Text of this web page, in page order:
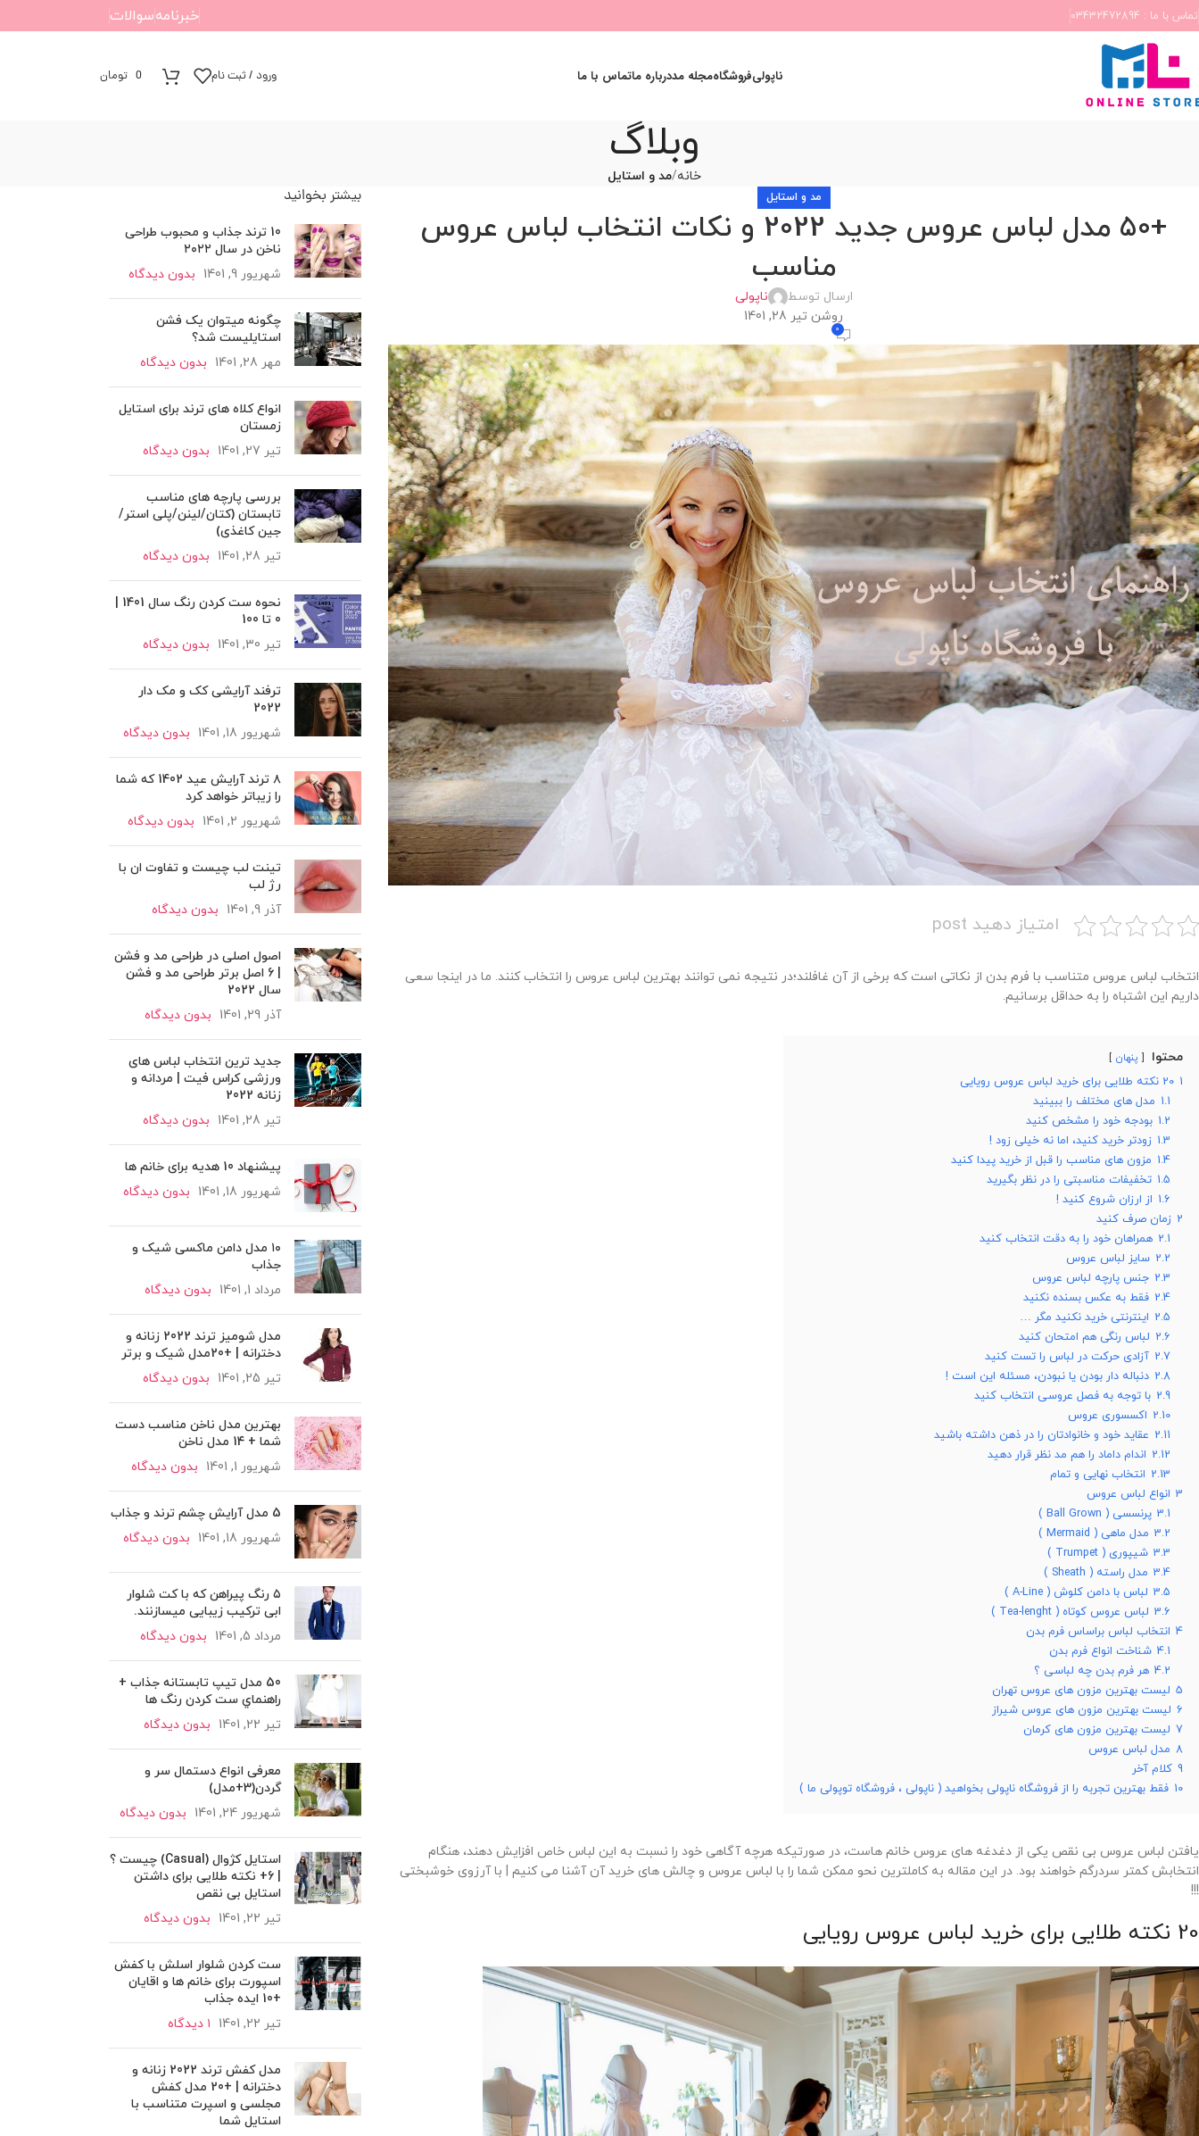
تماس با ما : 03432472894 خبرنامهسوالات
ناپولیفروشگاهمجله مددرباره ماتماس با ما ورود / ثبت نام 0 تومان
وبلاگ
خانه مد و استایل
مد و استایل
+50 مدل لباس عروس جدید 2022 و نکات انتخاب لباس عروس
مناسب
ارسال توسط
ناپولی
روشن تیر 28, 1401
0
امتیاز دهید post
انتخاب لباس عروس متناسب با فرم بدن از نکاتی است که برخی از آن غافلند؛در نتیجه نمی توانند بهترین لباس عروس را انتخاب کنند. ما در اینجا سعی
داریم این اشتباه را به حداقل برسانیم.
محتوا پنهان
1 20 نکته طلایی برای خرید لباس عروس رویایی
1.1 مدل های مختلف را ببینید
1.2 بودجه خود را مشخص کنید
1.3 زودتر خرید کنید، اما نه خیلی زود !
1.4 مزون های مناسب را قبل از خرید پیدا کنید
1.5 تخفیفات مناسبتی را در نظر بگیرید
1.6 از ارزان شروع کنید !
2 زمان صرف کنید
2.1 همراهان خود را به دقت انتخاب کنید
2.2 سایز لباس عروس
2.3 جنس پارچه لباس عروس
2.4 فقط به عکس بسنده نکنید
2.5 اینترنتی خرید نکنید مگر …
2.6 لباس رنگی هم امتحان کنید
2.7 آزادی حرکت در لباس را تست کنید
2.8 دنباله دار بودن یا نبودن، مسئله این است !
2.9 با توجه به فصل عروسی انتخاب کنید
2.10 اکسسوری عروس
2.11 عقاید خود و خانوادتان را در ذهن داشته باشید
2.12 اندام داماد را هم مد نظر قرار دهید
2.13 انتخاب نهایی و تمام
3 انواع لباس عروس
3.1 پرنسسی ( Ball Grown )
3.2 مدل ماهی ( Mermaid )
3.3 شیپوری ( Trumpet )
3.4 مدل راسته ( Sheath )
3.5 لباس با دامن کلوش ( A-Line )
3.6 لباس عروس کوتاه ( Tea-lenght )
4 انتخاب لباس براساس فرم بدن
4.1 شناخت انواع فرم بدن
4.2 هر فرم بدن چه لباسی ؟
5 لیست بهترین مزون های عروس تهران
6 لیست بهترین مزون های عروس شیراز
7 لیست بهترین مزون های کرمان
8 مدل لباس عروس
9 کلام آخر
10 فقط بهترین تجربه را از فروشگاه ناپولی بخواهید ( ناپولی ، فروشگاه توپولی ما )
یافتن لباس عروس بی نقص یکی از دغدغه های عروس خانم هاست، در صورتیکه هرچه آگاهی خود را نسبت به این لباس خاص افزایش دهند، هنگام
انتخابش کمتر سردرگم خواهند بود. در این مقاله به کاملترین نحو ممکن شما را با لباس عروس و چالش های خرید آن آشنا می کنیم | با آرزوی خوشبختی
!!!
20 نکته طلایی برای خرید لباس عروس رویایی
بیشتر بخوانید
10 ترند جذاب و محبوب طراحی
ناخن در سال ۲۰۲۲
شهریور 9, 1401
بدون دیدگاه
چگونه میتوان یک فشن
استایلیست شد؟
مهر 28, 1401
بدون دیدگاه
انواع کلاه های ترند برای استایل
زمستان
تیر 27, 1401
بدون دیدگاه
بررسی پارچه های مناسب
تابستان (کتان/لینن/پلی استر/
جین کاغذی)
تیر 28, 1401
بدون دیدگاه
0 تا 100
تیر 30, 1401
بدون دیدگاه
ترفند آرایشی کک و مک دار
2022
شهریور 18, 1401
بدون دیدگاه
۸ ترند آرایش عید 1402 که شما
را زیباتر خواهد کرد
شهریور 2, 1401
بدون دیدگاه
تینت لب چیست و تفاوت ان با
رژ لب
آذر 9, 1401
بدون دیدگاه
اصول اصلی در طراحی مد و فشن
| 6 اصل برتر طراحی مد و فشن
سال 2022
آذر 29, 1401
بدون دیدگاه
جدید ترین انتخاب لباس های
ورزشی کراس فیت | مردانه و
زنانه 2022
تیر 28, 1401
بدون دیدگاه
پیشنهاد 10 هدیه برای خانم ها
شهریور 18, 1401
بدون دیدگاه
۱۰ مدل دامن ماکسی شیک و
جذاب
مرداد 1, 1401
بدون دیدگاه
مدل شومیز ترند 2022 زنانه و
دخترانه | +20مدل شیک و برتر
تیر 25, 1401
بدون دیدگاه
بهترین مدل ناخن مناسب دست
شما + 14 مدل ناخن
شهریور 1, 1401
بدون دیدگاه
5 مدل آرایش چشم ترند و جذاب
شهریور 18, 1401
بدون دیدگاه
۵ رنگ پیراهن که با کت شلوار
ابی ترکیب زیبایی میسازنند.
مرداد 5, 1401
بدون دیدگاه
50 مدل تیپ تابستانه جذاب +
راهنماي ست كردن رنگ ها
تیر 22, 1401
بدون دیدگاه
معرفی انواع دستمال سر و
گردن(3+مدل)
شهریور 24, 1401
بدون دیدگاه
استایل کژوال (Casual) چیست ؟
| 6+ نکته طلایی برای داشتن
استایل بی نقص
تیر 22, 1401
بدون دیدگاه
ست کردن شلوار اسلش با کفش
اسپورت برای خانم ها و اقایان
+10 ایده جذاب
تیر 22, 1401
۱ دیدگاه
مدل کفش ترند 2022 زنانه و
دخترانه | +20 مدل کفش
مجلسی و اسپرت متناسب با
استایل شما